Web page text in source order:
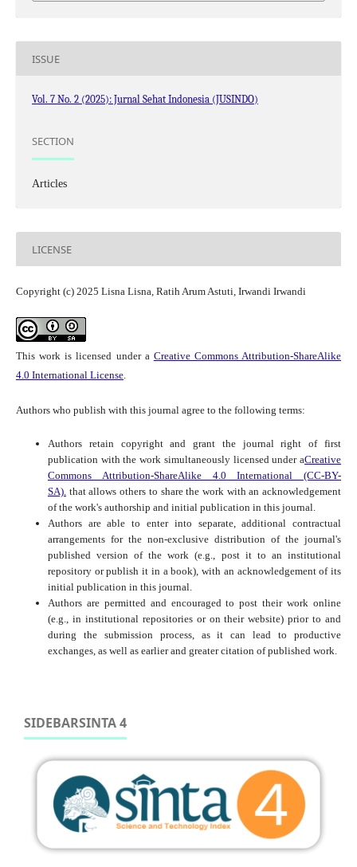
ISSUE
Vol. 7 No. 2 (2025): Jurnal Sehat Indonesia (JUSINDO)
SECTION
Articles
LICENSE
Copyright (c) 2025 Lisna Lisna, Ratih Arum Astuti, Irwandi Irwandi
This work is licensed under a Creative Commons Attribution-ShareAlike
4.0 International License.
Authors who publish with this journal agree to the following terms:
Authors retain copyright and grant the journal right of first
publication with the work simultaneously licensed under aCreative
Commons Attribution-ShareAlike 4.0 International (CC-BY-
SA).that allows others to share the work with an acknowledgement
of the work's authorship and initial publication in this journal.
Authors are able to enter into separate, additional contractual
arrangements for the non-exclusive distribution of the journal's
published version of the work (e.g., post it to an institutional
repository or publish it in a book), with an acknowledgement of its
initial publication in this journal.
Authors are permitted and encouraged to post their work online
(e.g., in institutional repositories or on their website) prior to and
during the submission process, as it can lead to productive
exchanges, as well as earlier and greater citation of published work.
SIDEBARSINTA 4